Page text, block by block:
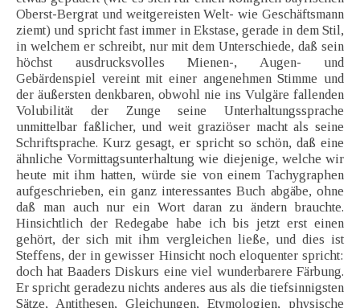
Oberst-Bergrat und weitgereisten Welt- wie Geschäftsmann
ziemt) und spricht fast immer in Ekstase, gerade in dem Stil,
in welchem er schreibt, nur mit dem Unterschiede, daß sein
höchst ausdrucksvolles Mienen-, Augen- und
Gebärdenspiel vereint mit einer angenehmen Stimme und
der äußersten denkbaren, obwohl nie ins Vulgäre fallenden
Volubilität der Zunge seine Unterhaltungssprache
unmittelbar faßlicher, und weit graziöser macht als seine
Schriftsprache. Kurz gesagt, er spricht so schön, daß eine
ähnliche Vormittagsunterhaltung wie diejenige, welche wir
heute mit ihm hatten, würde sie von einem Tachygraphen
aufgeschrieben, ein ganz interessantes Buch abgäbe, ohne
daß man auch nur ein Wort daran zu ändern brauchte.
Hinsichtlich der Redegabe habe ich bis jetzt erst einen
gehört, der sich mit ihm vergleichen ließe, und dies ist
Steffens, der in gewisser Hinsicht noch eloquenter spricht:
doch hat Baaders Diskurs eine viel wunderbarere Färbung.
Er spricht geradezu nichts anderes aus als die tiefsinnigsten
Sätze, Antithesen, Gleichungen, Etymologien, physische